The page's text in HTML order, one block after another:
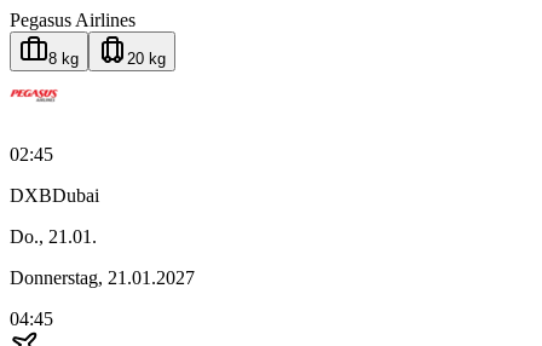
Pegasus Airlines
8 kg 20 kg
02:45
DXBDubai
Do., 21.01.
Donnerstag, 21.01.2027
04:45